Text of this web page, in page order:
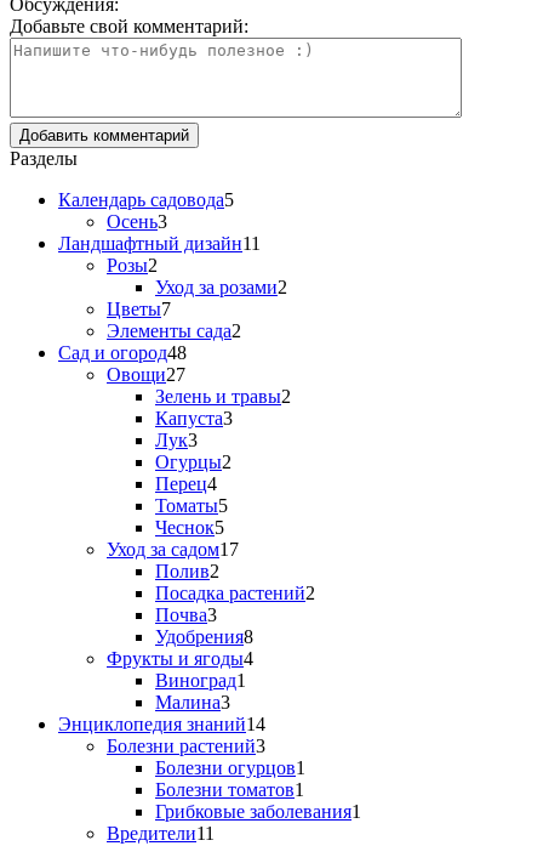
Обсуждения:
Добавьте свой комментарий:
Разделы
Календарь садовода5
Осень3
Ландшафтный дизайн11
Розы2
Уход за розами2
Цветы7
Элементы сада2
Сад и огород48
Овощи27
Зелень и травы2
Капуста3
Лук3
Огурцы2
Перец4
Томаты5
Чеснок5
Уход за садом17
Полив2
Посадка растений2
Почва3
Удобрения8
Фрукты и ягоды4
Виноград1
Малина3
Энциклопедия знаний14
Болезни растений3
Болезни огурцов1
Болезни томатов1
Грибковые заболевания1
Вредители11